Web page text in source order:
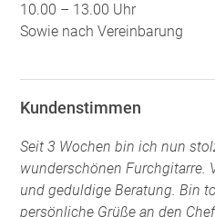
10.00 – 13.00 Uhr
Sowie nach Vereinbarung
Kundenstimmen
Seit 3 Wochen bin ich nun
wunderschönen Furchgitarre.
und geduldige Beratung. Bin
persönliche Grüße an den